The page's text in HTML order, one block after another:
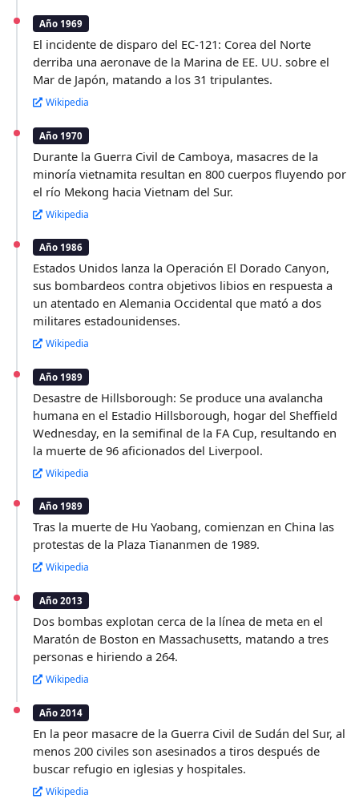
Año 1969
El incidente de disparo del EC-121: Corea del Norte
derriba una aeronave de la Marina de EE. UU. sobre el
Mar de Japón, matando a los 31 tripulantes.
Wikipedia
Año 1970
Durante la Guerra Civil de Camboya, masacres de la
minoría vietnamita resultan en 800 cuerpos fluyendo por
el río Mekong hacia Vietnam del Sur.
Wikipedia
Año 1986
Estados Unidos lanza la Operación El Dorado Canyon,
sus bombardeos contra objetivos libios en respuesta a
un atentado en Alemania Occidental que mató a dos
militares estadounidenses.
Wikipedia
Año 1989
Desastre de Hillsborough: Se produce una avalancha
humana en el Estadio Hillsborough, hogar del Sheffield
Wednesday, en la semifinal de la FA Cup, resultando en
la muerte de 96 aficionados del Liverpool.
Wikipedia
Año 1989
Tras la muerte de Hu Yaobang, comienzan en China las
protestas de la Plaza Tiananmen de 1989.
Wikipedia
Año 2013
Dos bombas explotan cerca de la línea de meta en el
Maratón de Boston en Massachusetts, matando a tres
personas e hiriendo a 264.
Wikipedia
Año 2014
En la peor masacre de la Guerra Civil de Sudán del Sur, al
menos 200 civiles son asesinados a tiros después de
buscar refugio en iglesias y hospitales.
Wikipedia